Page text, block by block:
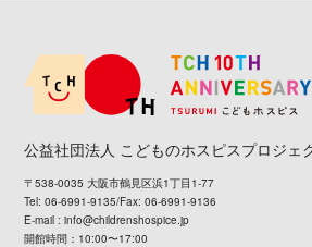
公益社団法人 こどものホスピスプロジェ
〒538-0035 大阪市鶴見区浜1丁目1-77
Tel: 06-6991-9135/Fax: 06-6991-9136
E-mail :info@childrenshospice.jp
開館時間：10:00〜17:00